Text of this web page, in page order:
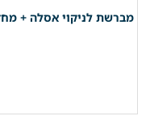
מברשת לניקוי אסלה +